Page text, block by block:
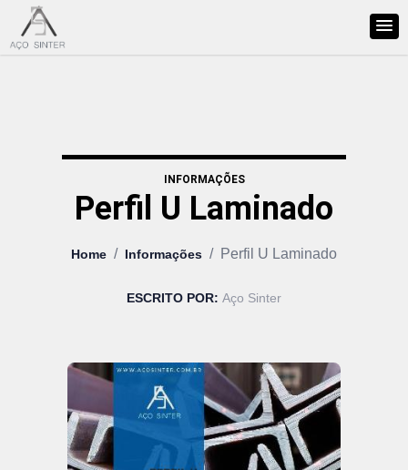
INFORMAÇÕES
Perfil U Laminado
Home / Informações / Perfil U Laminado
ESCRITO POR: Aço Sinter